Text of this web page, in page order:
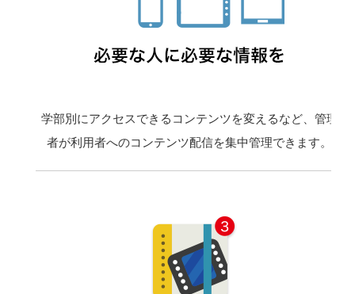
学部別にアクセスできるコンテンツを変えるなど、管理
者が利用者へのコンテンツ配信を集中管理できます。